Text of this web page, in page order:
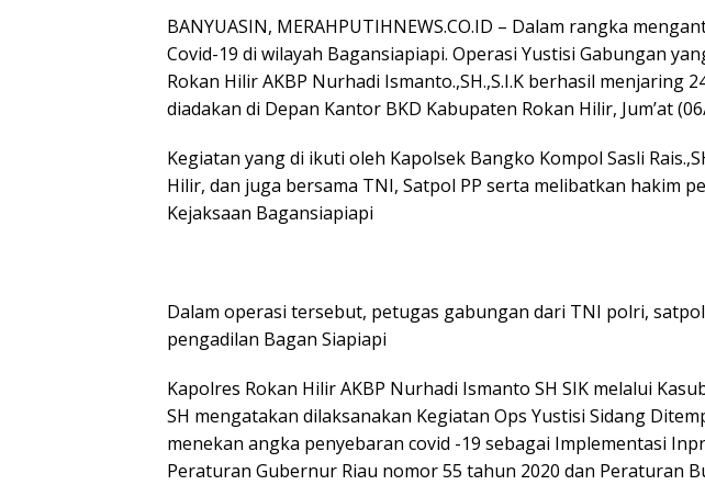
BANYUASIN, MERAHPUTIHNEWS.CO.ID – Dalam rangka
Covid-19 di wilayah Bagansiapiapi. Operasi Yustisi Gabungan
Rokan Hilir AKBP Nurhadi Ismanto.,SH.,S.I.K berhasil menjaring
diadakan di Depan Kantor BKD Kabupaten Rokan Hilir, Jum’at
Kegiatan yang di ikuti oleh Kapolsek Bangko Kompol Sasli
Hilir, dan juga bersama TNI, Satpol PP serta melibatkan hakim
Kejaksaan Bagansiapiapi
Dalam operasi tersebut, petugas gabungan dari TNI polri, satpol
pengadilan Bagan Siapiapi
Kapolres Rokan Hilir AKBP Nurhadi Ismanto SH SIK melalui
SH mengatakan dilaksanakan Kegiatan Ops Yustisi Sidang
menekan angka penyebaran covid -19 sebagai Implementasi
Peraturan Gubernur Riau nomor 55 tahun 2020 dan Peraturan